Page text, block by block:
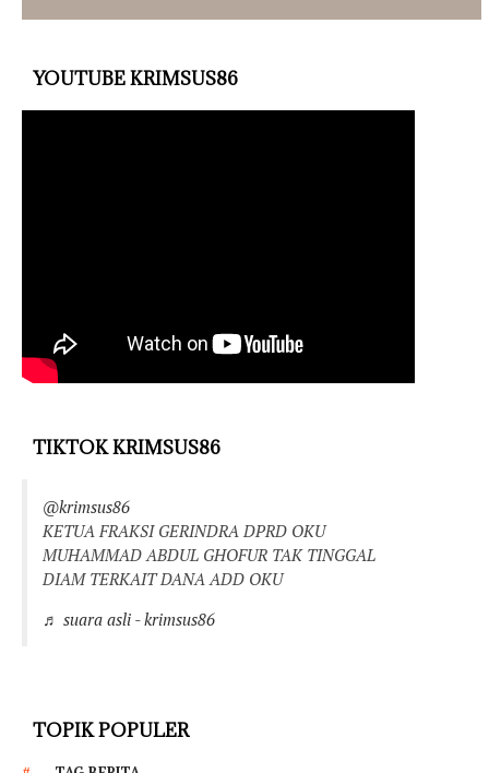
YOUTUBE KRIMSUS86
TIKTOK KRIMSUS86
@krimsus86
KETUA FRAKSI GERINDRA DPRD OKU
MUHAMMAD ABDUL GHOFUR TAK TINGGAL
DIAM TERKAIT DANA ADD OKU
♬ suara asli - krimsus86
TOPIK POPULER